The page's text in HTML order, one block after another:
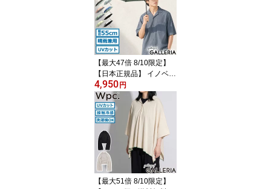
カット 100% UPF50+ 耐
水 防水 50cm ULTRA LIG
HT G11001-03
【最大47倍 8/10限定】
【日本正規品】 イノベー
ター 折りたたみ傘 メン
ズ レディース 軽量 ブラ
ンド innovator コンパク
ト ワンタッチ 晴雨兼用
雨傘 日傘 傘 晴雨兼用折
り畳み 自動開閉 55cm 大
きめ UVカット 遮光 IN-5
5WJP
4,950円
【最大51倍 8/10限定】